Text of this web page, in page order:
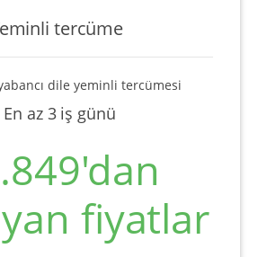
tercüme
dile yeminli tercümesi
En az 3 iş günü
fiyatlar